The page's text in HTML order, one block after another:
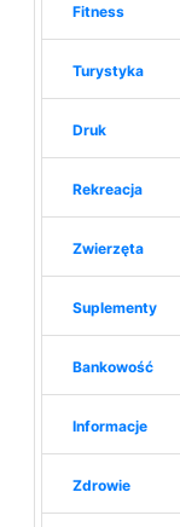
Fitness
Turystyka
Druk
Rekreacja
Zwierzęta
Suplementy
Bankowość
Informacje
Zdrowie